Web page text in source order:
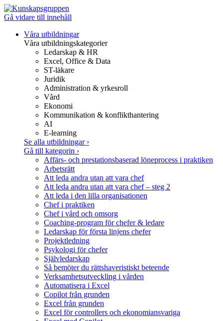
Gå vidare till innehåll
Våra utbildningar
Våra utbildningskategorier
Ledarskap & HR
Excel, Office & Data
ST-läkare
Juridik
Administration & yrkesroll
Vård
Ekonomi
Kommunikation & konflikthantering
AI
E-learning
Se alla utbildningar ›
Gå till kategorin ›
Affärs- och prestationsbaserad löneprocess i praktiken
Arbetsrätt
Att leda andra utan att vara chef
Att leda andra utan att vara chef – steg 2
Att leda i den lilla organisationen
Chef i praktiken
Chef i vård och omsorg
Coaching-program för chefer & ledare
Ledarskap för första linjens chefer
Projektledning
Psykologi för chefer
Självledarskap
Så bemöter du rättshaveristiskt beteende
Verksamhetsutveckling i vården
Automatisera i Excel
Copilot från grunden
Excel från grunden
Excel för controllers och ekonomiansvariga